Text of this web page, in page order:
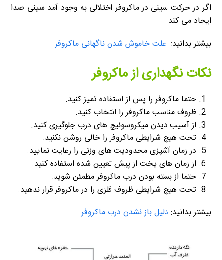
اگر در حرکت سینی در ماکروفر اختلالی به وجود آمد سینی صدا
ایجاد می کند.
بیشتر بدانید: علت خاموش شدن ناگهانی ماکروفر
نکات نگهداری از ماکروفر
حتما ماکروفر را پس از استفاده تمیز کنید.
ظروف مناسب ماکروفر را انتخاب کنید.
از آسیب دیدن میکروسوئیچ های درب جلوگیری کنید.
تحت هیچ شرایطی ماکروفر را خالی روشن نکنید.
در زمان آشپزی محدودیت های وزنی را رعایت نمایید.
از زمان های پخت از پیش تعیین شده استفاده کنید.
حتما از بسته بودن درب ماکروفر مطمئن شوید.
تحت هیچ شرایطی ظروف فلزی را در ماکروفر قرار ندهید.
بیشتر بدانید: دلیل باز نشدن درب ماکروفر